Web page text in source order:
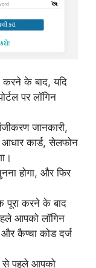
करने के बाद, यदि
पर लॉगिन
जानकारी,
कार्ड, सेलफोन
होगा, और फिर
पूरा करने के बाद
आपको लॉगिन
कैप्चा कोड दर्ज
से पहले आपको